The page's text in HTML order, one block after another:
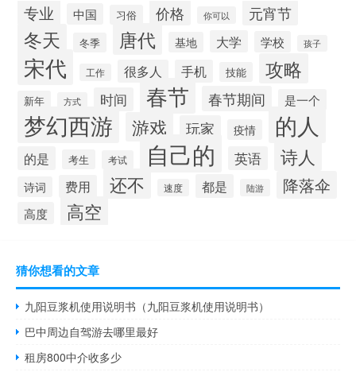
专业 中国 习俗 价格 你可以 元宵节
冬天 冬季 唐代 基地 大学 学校 孩子
宋代 工作 很多人 手机 技能 攻略
新年 方式 时间 春节 春节期间 是一个
梦幻西游 游戏 玩家 疫情 的人
的是 考生 考试 自己的 英语 诗人
诗词 费用 还不 速度 都是 陆游 降落伞
高度 高空
猜你想看的文章
九阳豆浆机使用说明书（九阳豆浆机使用说明书）
巴中周边自驾游去哪里最好
租房800中介收多少